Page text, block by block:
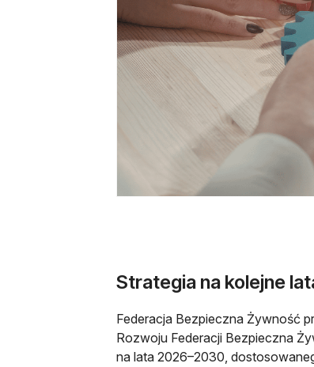
Strategia na kolejne
Federacja Bezpieczna Żywność
Rozwoju Federacji Bezpieczna
na lata 2026–2030,